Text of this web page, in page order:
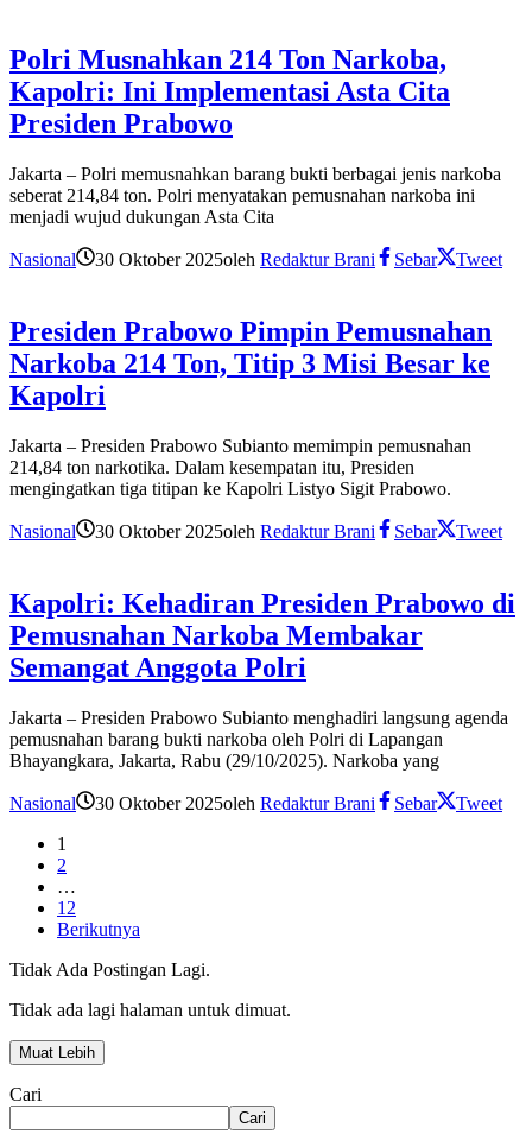
Polri Musnahkan 214 Ton Narkoba,
Kapolri: Ini Implementasi Asta Cita
Presiden Prabowo
Jakarta – Polri memusnahkan barang bukti berbagai jenis narkoba
seberat 214,84 ton. Polri menyatakan pemusnahan narkoba ini
menjadi wujud dukungan Asta Cita
Nasional 30 Oktober 2025oleh Redaktur Brani Sebar Tweet
Presiden Prabowo Pimpin Pemusnahan
Narkoba 214 Ton, Titip 3 Misi Besar ke
Kapolri
Jakarta – Presiden Prabowo Subianto memimpin pemusnahan
214,84 ton narkotika. Dalam kesempatan itu, Presiden
mengingatkan tiga titipan ke Kapolri Listyo Sigit Prabowo.
Nasional 30 Oktober 2025oleh Redaktur Brani Sebar Tweet
Kapolri: Kehadiran Presiden Prabowo di
Pemusnahan Narkoba Membakar
Semangat Anggota Polri
Jakarta – Presiden Prabowo Subianto menghadiri langsung agenda
pemusnahan barang bukti narkoba oleh Polri di Lapangan
Bhayangkara, Jakarta, Rabu (29/10/2025). Narkoba yang
Nasional 30 Oktober 2025oleh Redaktur Brani Sebar
Tweet
1
2
…
12
Berikutnya
Tidak Ada Postingan Lagi.
Tidak ada lagi halaman untuk dimuat.
Muat Lebih
Cari
Cari